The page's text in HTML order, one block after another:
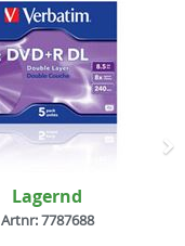
Lagernd
Artnr: 7787688